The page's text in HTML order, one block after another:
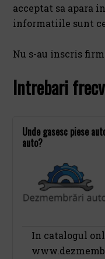
acceptat sa apara
informatiile sunt
Nu s-au inscris
Intrebari
Unde gasesc piese
auto?
In catalogul